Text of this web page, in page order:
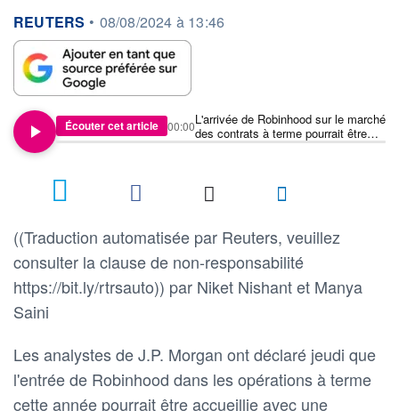
information fournie par
REUTERS • 08/08/2024 à 13:46
Écouter cet article
L'arrivée de Robinhood sur le marché
des contrats à terme pourrait être
difficile, voire gratuite, selon J.P.
00:00
((Traduction automatisée par Reuters, veuillez
consulter la clause de non-responsabilité
https://bit.ly/rtrsauto)) par Niket Nishant et Manya
Saini
Les analystes de J.P. Morgan ont déclaré jeudi que
l'entrée de Robinhood dans les opérations à terme
cette année pourrait être accueillie avec une